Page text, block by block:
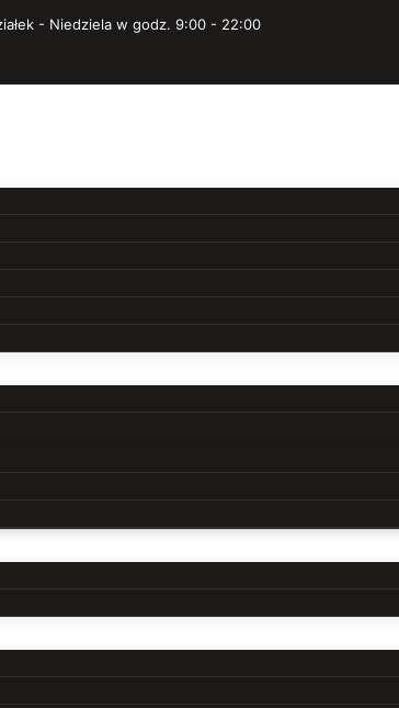
- Niedziela w godz. 9:00 - 22:00